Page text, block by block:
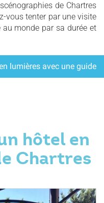
de Chartres
vous tenter par une visite
monde par sa durée et
lumières avec une guide
hôtel en
Chartres